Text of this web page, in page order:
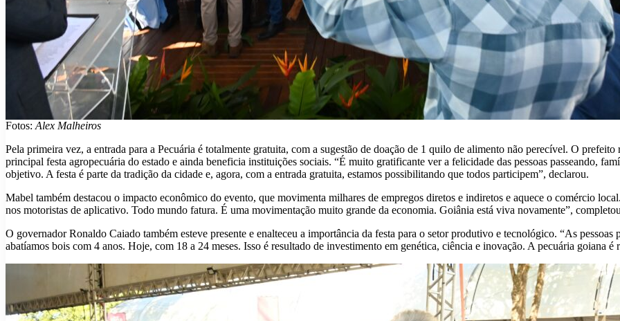
Fotos: Alex Malheiros
Pela primeira vez, a entrada para a Pecuária é totalmente gratuita, com a sugestão de doação de 1 quilo de alimento não perecível. O
principal festa agropecuária do estado e ainda beneficia instituições sociais. “É muito gratificante ver a felicidade das pessoas passeando,
objetivo. A festa é parte da tradição da cidade e, agora, com a entrada gratuita, estamos possibilitando que todos participem”, declarou.
Mabel também destacou o impacto econômico do evento, que movimenta milhares de empregos diretos e indiretos e aquece o comércio
nos motoristas de aplicativo. Todo mundo fatura. É uma movimentação muito grande da economia. Goiânia está viva novamente”,
O governador Ronaldo Caiado também esteve presente e enalteceu a importância da festa para o setor produtivo e tecnológico. “As
abatíamos bois com 4 anos. Hoje, com 18 a 24 meses. Isso é resultado de investimento em genética, ciência e inovação. A pecuária goiana